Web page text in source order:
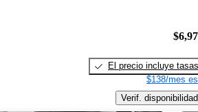
El precio incluye tasas
$138/mes
Verif. disponibilidad